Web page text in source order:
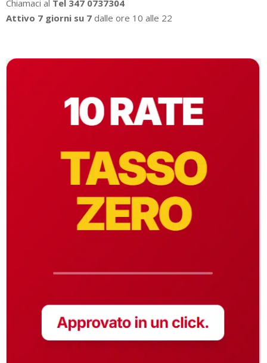
Chiamaci al Tel 347 0737304
Attivo 7 giorni su 7 dalle ore 10 alle 22